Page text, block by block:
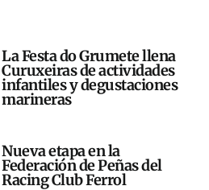
La Festa do Grumete llena
Curuxeiras de actividades
infantiles y degustaciones
marineras
Nueva etapa en la
Federación de Peñas del
Racing Club Ferrol